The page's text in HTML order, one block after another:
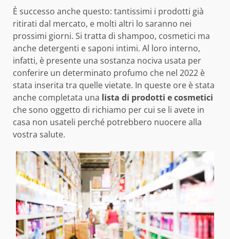
È successo anche questo: tantissimi i prodotti già
ritirati dal mercato, e molti altri lo saranno nei
prossimi giorni. Si tratta di shampoo, cosmetici ma
anche detergenti e saponi intimi. Al loro interno,
infatti, è presente una sostanza nociva usata per
conferire un determinato profumo che nel 2022 è
stata inserita tra quelle vietate. In queste ore è stata
anche completata una lista di prodotti e cosmetici
che sono oggetto di richiamo per cui se li avete in
casa non usateli perché potrebbero nuocere alla
vostra salute.